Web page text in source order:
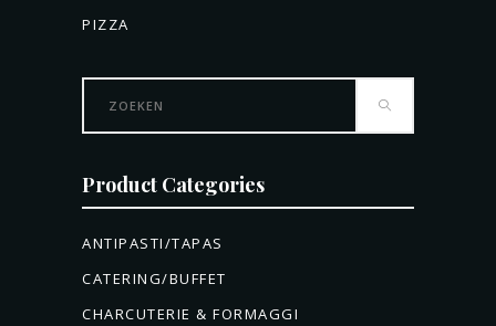
PIZZA
Product Categories
ANTIPASTI/TAPAS
CATERING/BUFFET
CHARCUTERIE & FORMAGGI